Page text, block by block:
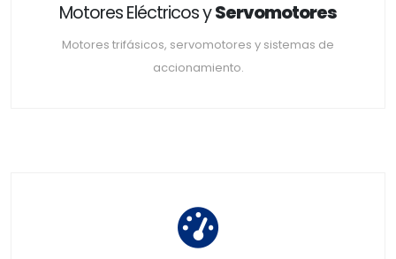
Motores Eléctricos yServomotores
Motores trifásicos, servomotores y sistemas de
accionamiento.